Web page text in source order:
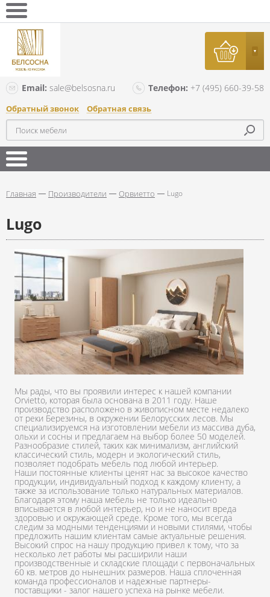
Email: sale@belsosna.ru Телефон: +7 (495) 660-39-58
Обратный звонок Обратная связь
Главная Производители Орвиетто Lugo
Lugo
Мы рады, что вы проявили интерес к нашей компании
Orvietto, которая была основана в 2011 году. Наше
производство расположено в живописном месте недалеко
от реки Березины, в окружении Белорусских лесов. Мы
специализируемся на изготовлении мебели из массива дуба,
ольхи и сосны и предлагаем на выбор более 50 моделей.
Разнообразие стилей, таких как минимализм, английский
классический стиль, модерн и экологический стиль,
позволяет подобрать мебель под любой интерьер.
Наши постоянные клиенты ценят нас за высокое качество
продукции, индивидуальный подход к каждому клиенту, а
также за использование только натуральных материалов.
Благодаря этому наша мебель не только идеально
вписывается в любой интерьер, но и не наносит вреда
здоровью и окружающей среде. Кроме того, мы всегда
следим за модными тенденциями и новыми стилями, чтобы
предложить нашим клиентам самые актуальные решения.
Высокий спрос на нашу продукцию привел к тому, что за
несколько лет работы мы расширили наши
производственные и складские площади с первоначальных
60 кв. метров до нынешних размеров. Наша сплоченная
команда профессионалов и надежные партнеры-
поставщики - залог нашего успеха на рынке мебели.